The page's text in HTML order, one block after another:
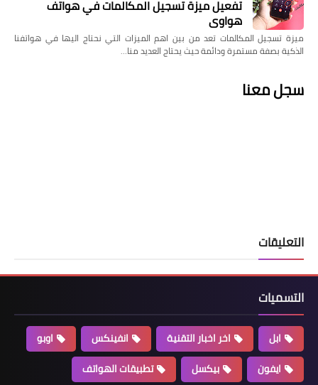
تفعيل ميزة تسجيل المكالمات في هواتف
هواوي
ميزة تسجيل المكالمات تعد من بين اهم الميزات التي نحتاج اليها في هواتفنا
الذكية بصفة مستمرة ودائمة حيث يحتاج العديد منا…
سجل معنا
التعليقات
التسميات
ابل اخر اخبار التقنية انفينكس
اوبو
ايفون
بيكسل تطبيقات الهواتف